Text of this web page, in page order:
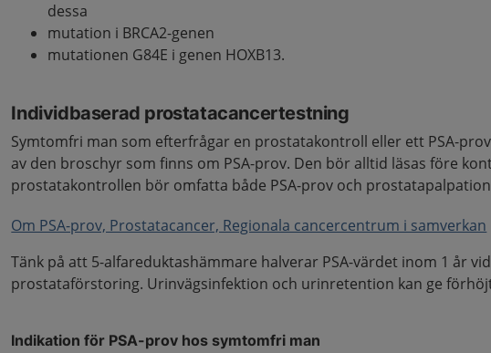
dessa
mutation i BRCA2-genen
mutationen G84E i genen HOXB13.
Individbaserad prostatacancertestning
Symtomfri man som efterfrågar en prostatakontroll eller ett PSA-
av den broschyr som finns om PSA-prov. Den bör alltid läsas före
prostatakontrollen bör omfatta både PSA-prov och
Om PSA-prov, Prostatacancer, Regionala cancercentrum i samverkan
Tänk på att 5-alfareduktashämmare halverar PSA-värdet inom 1 år
prostataförstoring. Urinvägsinfektion och urinretention kan ge förhöjt
Indikation för PSA-prov hos symtomfri man